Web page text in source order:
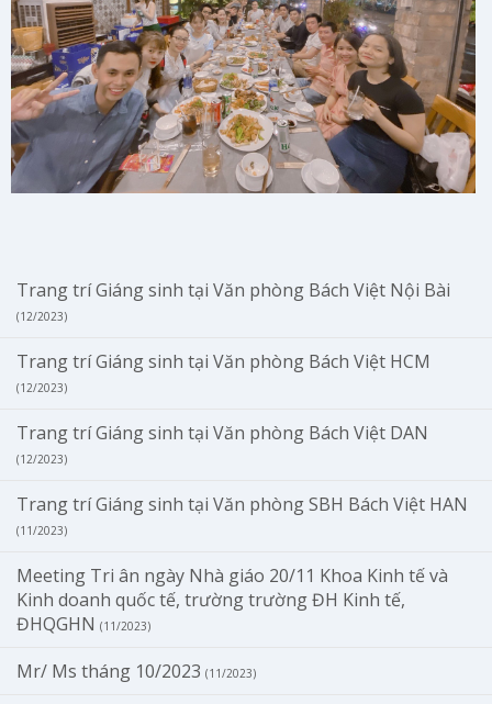
Trang trí Giáng sinh tại Văn phòng Bách Việt Nội Bài
(12/2023)
Trang trí Giáng sinh tại Văn phòng Bách Việt HCM
(12/2023)
Trang trí Giáng sinh tại Văn phòng Bách Việt DAN
(12/2023)
Trang trí Giáng sinh tại Văn phòng SBH Bách Việt HAN
(11/2023)
Meeting Tri ân ngày Nhà giáo 20/11 Khoa Kinh tế và
Kinh doanh quốc tế, trường trường ĐH Kinh tế,
ĐHQGHN (11/2023)
Mr/ Ms tháng 10/2023 (11/2023)